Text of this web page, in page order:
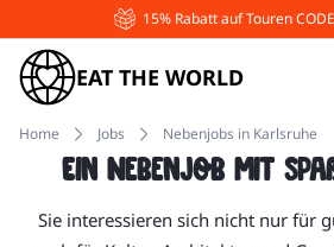
15% Rabatt auf Touren
EAT THE WORLD
Home Jobs Nebenjobs in Karlsruhe
Ein Nebenjob mit
Sie interessieren sich nicht nur für